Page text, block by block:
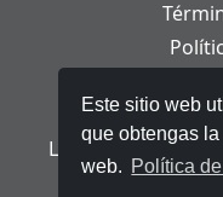
Este sitio web
que obtengas
web. Política
Ley Orgánica de